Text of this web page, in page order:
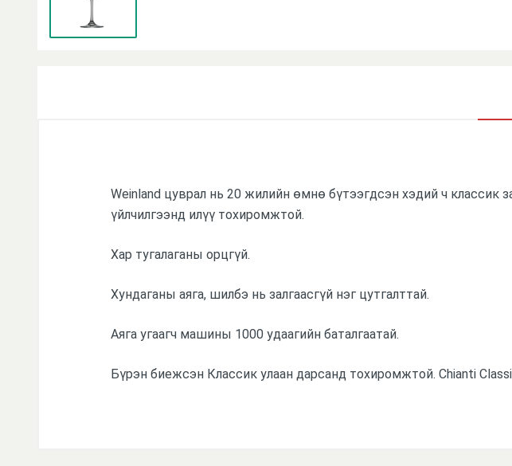
Weinland цуврал нь 20 жилийн өмнө бүтээгдсэн хэдий ч классик
үйлчилгээнд илүү тохиромжтой.
Хар тугалаганы орцгүй.
Хундаганы аяга, шилбэ нь залгаасгүй нэг цутгалттай.
Аяга угаагч машины 1000 удаагийн баталгаатай.
Бүрэн биежсэн Классик улаан дарсанд тохиромжтой. Chianti